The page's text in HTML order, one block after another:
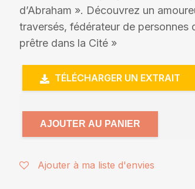
d’Abraham ». Découvrez un
traversés, fédérateur de personnes
prêtre dans la Cité »
TÉLÉCHARGER UN EXTRAIT
AJOUTER AU PANIER
Ajouter à ma liste d'envies